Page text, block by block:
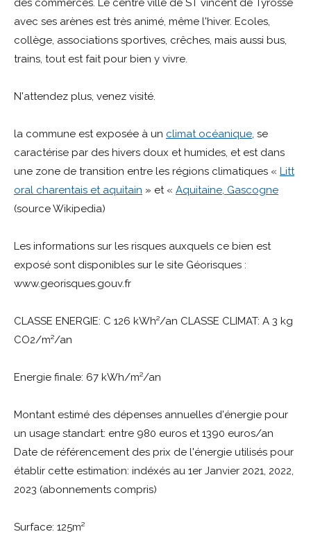
avec ses arènes est très animé, même l'hiver. Ecoles,
collège, associations sportives, crêches, mais aussi bus,
trains, tout est fait pour bien y vivre.
N'attendez plus, venez visité.
la commune est exposée à un climat océanique , se
caractérise par des hivers doux et humides, et est dans
une zone de transition entre les régions climatiques « Litt
oral charentais et aquitain » et « Aquitaine, Gascogne
(source Wikipedia)
Les informations sur les risques auxquels ce bien est
exposé sont disponibles sur le site Géorisques :
www.georisques.gouv.fr
CLASSE ENERGIE: C 126 kWh²/an CLASSE CLIMAT: A 3 kg
CO2/m²/an
Energie finale: 67 kWh/m²/an
Montant estimé des dépenses annuelles d'énergie pour
un usage standart: entre 980 euros et 1390 euros/an
Date de référencement des prix de l'énergie utilisés pour
établir cette estimation: indéxés au 1er Janvier 2021, 2022,
2023 (abonnements compris)
Surface: 125m²